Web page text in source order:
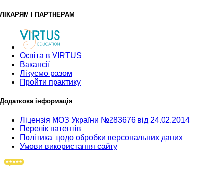
ЛІКАРЯМ І ПАРТНЕРАМ
Освіта в VIRTUS
Вакансії
Лікуємо разом
Пройти практику
Додаткова інформація
Ліцензія МОЗ України №283676 від 24.02.2014
Перелік патентів
Політика щодо обробки персональних даних
Умови використання сайту